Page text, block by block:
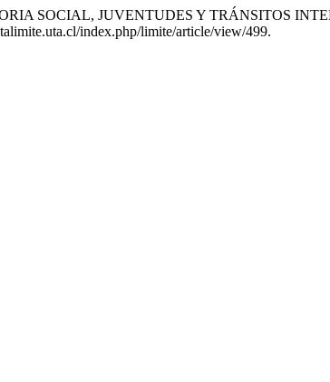
SOCIAL, JUVENTUDES Y TRÁNSITOS
index.php/limite/article/view/499.